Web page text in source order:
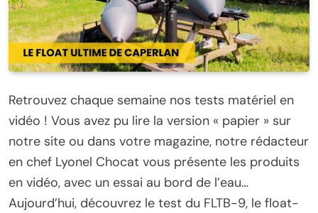
Retrouvez chaque semaine nos tests matériel en
vidéo ! Vous avez pu lire la version « papier » sur
notre site ou dans votre magazine, notre rédacteur
en chef Lyonel Chocat vous présente les produits
en vidéo, avec un essai au bord de l’eau…
Aujourd’hui, découvrez le test du FLTB-9, le float-